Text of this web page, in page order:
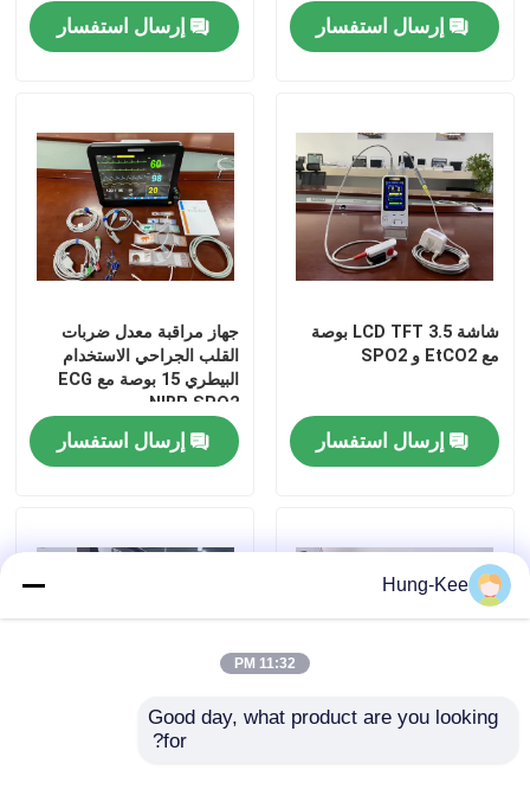
ضبط الجودة
أخبار
جميع القضايا
مراقبة المريض المحمولة
مراقب المريض متعدد المعلمات
جهاز مراقبة المرضى
مراقبة مرضى القلب
جهاز مراقبة القلب في وحدة العناية المركزة
مراقبة الحيوانات الأليفة
إرسال استفسار إرسال استفسار
شاشة LCD TFT 3.5 بوصة
مع EtCO2 و SPO2
إرسال استفسار
جهاز مراقبة معدل ضربات
القلب الجراحي الاستخدام
البيطري 15 بوصة مع ECG
NIBP SPO2
إرسال استفسار
مراقبة جراحية بيترينية متعددة
Hung-Kee
11:32 PM
Good day, what product are you looking
for?